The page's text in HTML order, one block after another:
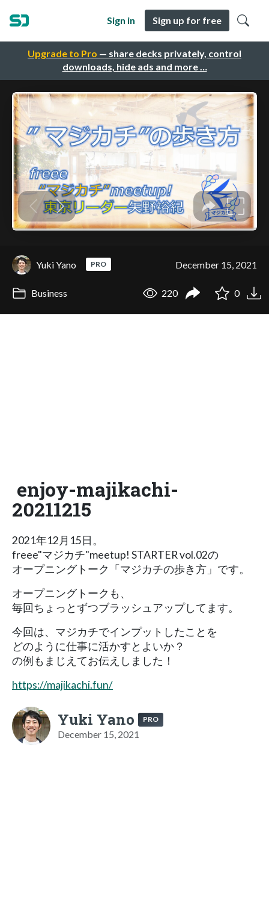
Upgrade to Pro — share decks privately, control
downloads, hide ads and more …
Sign in Sign up for free
Yuki Yano PRO December 15, 2021
Business 220 0
enjoy-majikachi-
20211215
2021年12月15日。
freee"マジカチ"meetup! STARTER vol.02の
オープニングトーク「マジカチの歩き方」です。
オープニングトークも、
毎回ちょっとずつブラッシュアップしてます。
今回は、マジカチでインプットしたことを
どのように仕事に活かすとよいか？
の例もまじえてお伝えしました！
https://majikachi.fun/
Yuki Yano PRO
December 15, 2021